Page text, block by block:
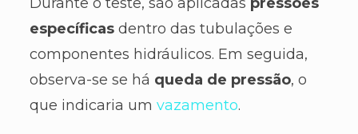
específicasdentro das tubulações e
componentes hidráulicos. Em seguida,
observa-se se há queda de pressão, o
que indicaria um vazamento.